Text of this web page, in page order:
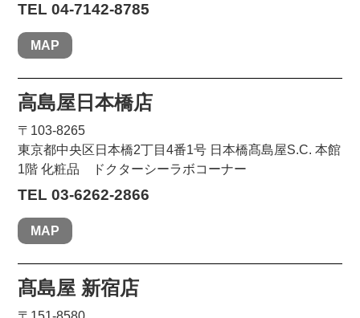
TEL 04-7142-8785
MAP
高島屋日本橋店
〒103-8265
東京都中央区日本橋2丁目4番1号 日本橋髙島屋S.C. 本館
1階 化粧品 ドクターシーラボコーナー
TEL 03-6262-2866
MAP
髙島屋 新宿店